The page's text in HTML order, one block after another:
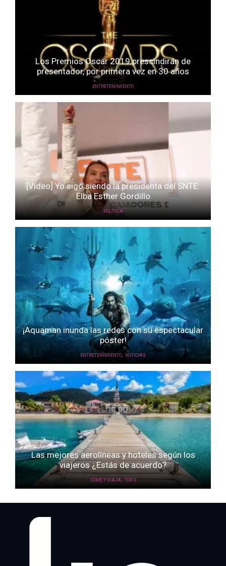
Los Premios Oscar 2019 prescindirán de
presentador, por primera vez en 30 años
ENTRETENIMIENTO
[Video] Yo sigo siendo la presidenta del SNTE:
Elba Esther Gordillo
POLÍTICA
¡Aquaman inunda las redes con su espectacular
póster!
ENTRETENIMIENTO, NOTICIAS
Las mejores aerolíneas y hoteles según los
viajeros ¿Estás de acuerdo?
COME Y VIAJA,TOP 2